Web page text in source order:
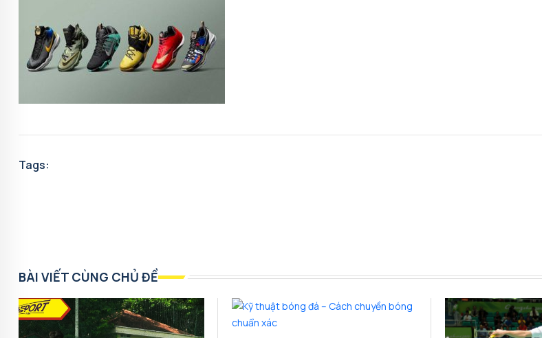
Tags:
BÀI VIẾT CÙNG CHỦ ĐỀ